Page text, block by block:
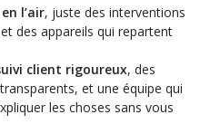
l’air, juste des interventions
des appareils qui repartent
client rigoureux, des
et une équipe qui
les choses sans vous